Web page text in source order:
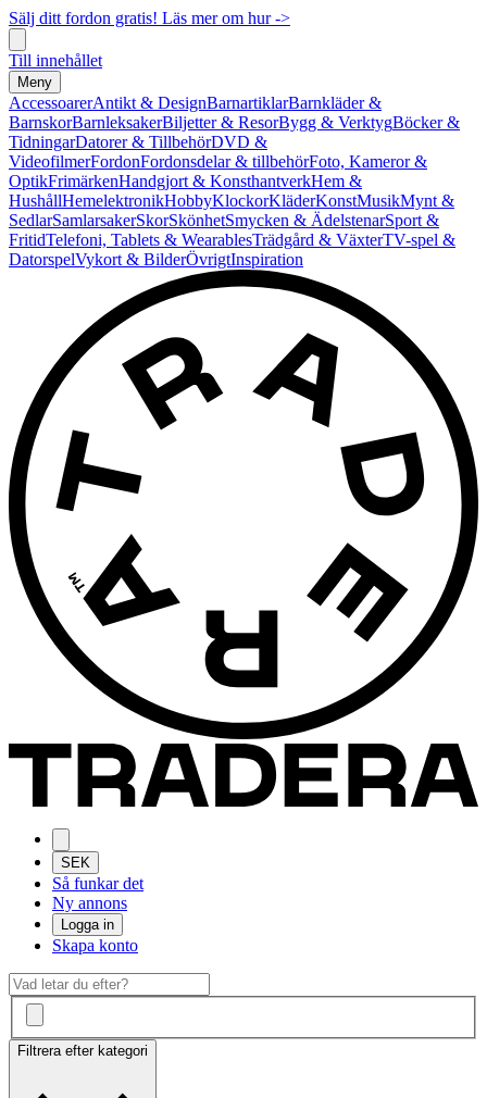
Sälj ditt fordon gratis! Läs mer om hur ->
Till innehållet
Meny
AccessoarerAntikt & DesignBarnartiklarBarnkläder &
BarnskorBarnleksakerBiljetter & ResorBygg & VerktygBöcker &
TidningarDatorer & TillbehörDVD &
VideofilmerFordonFordonsdelar & tillbehörFoto, Kameror &
OptikFrimärkenHandgjort & KonsthantverkHem &
HushållHemelektronikHobbyKlockorKläderKonstMusikMynt &
SedlarSamlarsakerSkorSkönhetSmycken & ÄdelstenarSport &
FritidTelefoni, Tablets & WearablesTrädgård & VäxterTV-spel &
DatorspelVykort & BilderÖvrigtInspiration
SEK
Så funkar det
Ny annons
Logga in
Skapa konto
Filtrera efter kategori